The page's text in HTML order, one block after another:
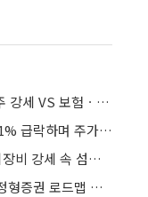
대원전선, 62.25% 급등⋯반도체 관련주 강세 VS 보험ㆍ금융주 일부 약세
나노엔텍, 50.44% 급등⋯셀비온, 31.01% 급락하며 주가 제자리
다원넥스뷰 43.74% 급등…반도체·전기장비 강세 속 섬유·의료장비 조정
STO 하위법규 예상안, 풀링·거래한도·정형증권 로드맵 제시